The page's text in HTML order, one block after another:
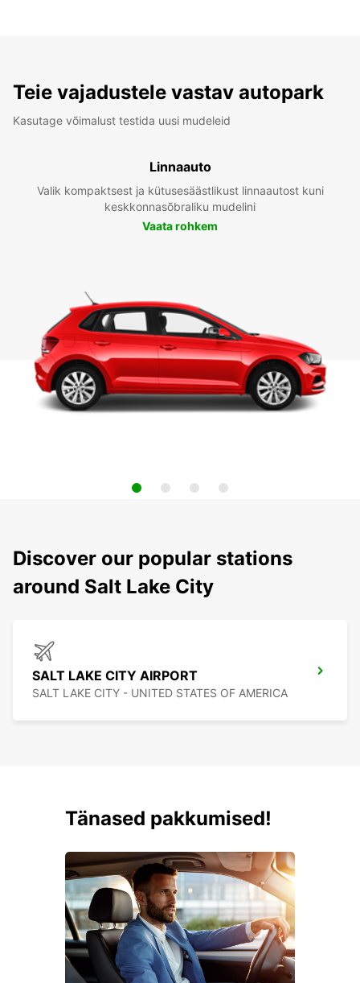
Teie vajadustele vastav autopark
Kasutage võimalust testida uusi mudeleid
Linnaauto
Valik kompaktsest ja kütusesäästlikust linnaautost kuni
keskkonnasõbraliku mudelini
Vaata rohkem
Discover our popular stations
around Salt Lake City
SALT LAKE CITY AIRPORT
SALT LAKE CITY - UNITED STATES OF AMERICA
Tänased pakkumised!